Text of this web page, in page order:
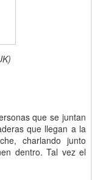
que se juntan
que llegan a la
charlando junto
dentro. Tal vez el